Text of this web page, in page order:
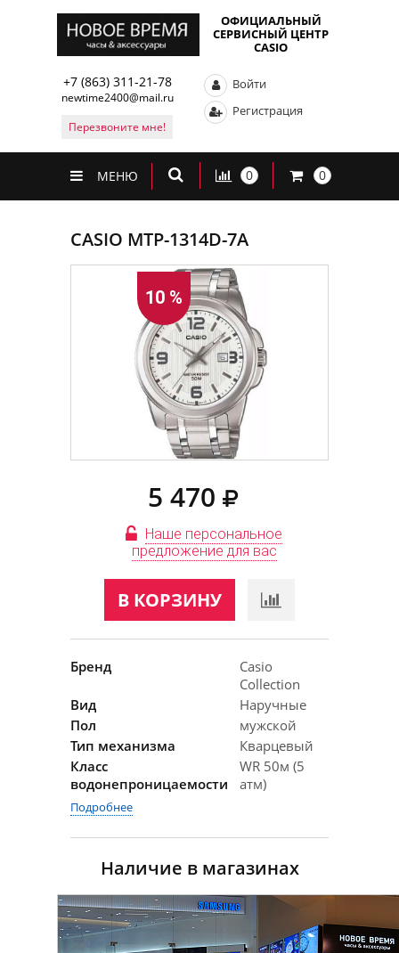
ОФИЦИАЛЬНЫЙ
СЕРВИСНЫЙ ЦЕНТР
CASIO
+7 (863) 311-21-78
newtime2400@mail.ru
Перезвоните мне!
Войти
Регистрация
МЕНЮ 0 0
CASIO MTP-1314D-7A
10 %
5 470
Наше персональное
предложение для вас
В КОРЗИНУ
Бренд
Casio
Collection
Вид
Наручные
Пол
мужской
Тип механизма
Кварцевый
Класс
водонепроницаемости
WR 50м (5
атм)
Подробнее
Наличие в магазинах